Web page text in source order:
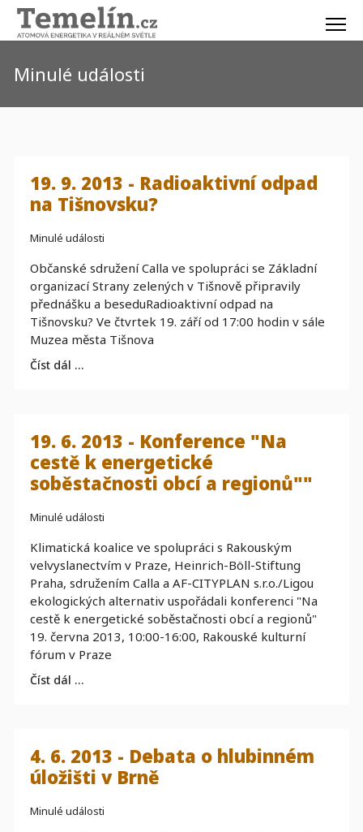
Minulé události
19. 9. 2013 - Radioaktivní odpad
na Tišnovsku?
Minulé události
Občanské sdružení Calla ve spolupráci se Základní
organizací Strany zelených v Tišnově připravily
přednášku a beseduRadioaktivní odpad na
Tišnovsku? Ve čtvrtek 19. září od 17:00 hodin v sále
Muzea města Tišnova
Číst dál …
19. 6. 2013 - Konference "Na
cestě k energetické
soběstačnosti obcí a regionů""
Minulé události
Klimatická koalice ve spolupráci s Rakouským
velvyslanectvím v Praze, Heinrich-Böll-Stiftung
Praha, sdružením Calla a AF-CITYPLAN s.r.o./Ligou
ekologických alternativ uspořádali konferenci "Na
cestě k energetické soběstačnosti obcí a regionů"
19. června 2013, 10:00-16:00, Rakouské kulturní
fórum v Praze
Číst dál …
4. 6. 2013 - Debata o hlubinném
úložišti v Brně
Minulé události